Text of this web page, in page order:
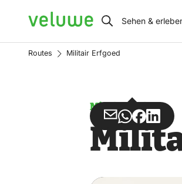
Veluwe Sehen &
Routes Militair Erfgoed
Missbrauch
Teilen
über
Teilen
über
Teilen
auf
Teilen
auf